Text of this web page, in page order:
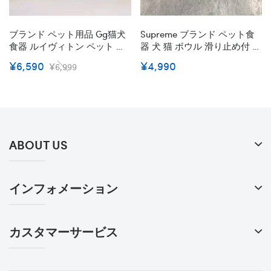
ブランド ペット用品 Gg猫犬
食器 ルイヴィトン ペット フ
ードボウル 丸い 陶磁 水入れ
餌皿 おしゃれ ドッグ用品 耐
¥6,590 ¥6,999
Supreme ブランド ペット食
器 犬 猫 ボウル 滑り止め付 シ
こぼれ防止 ファッション 高
¥4,990
ABOUT US
インフォメーション
カスタマーサービス